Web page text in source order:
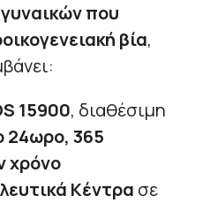
που
βία,
15900, διαθέσιμη
24ωρο, 365
χρόνο
Κέντρα σε